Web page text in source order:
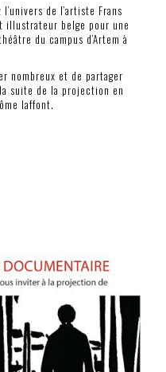
de l’artiste Frans
illustrateur belge pour une
du campus d’Artem à
nombreux et de partager
suite de la projection en
laffont.